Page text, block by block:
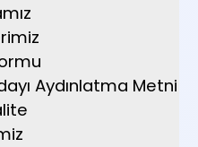
Aydınlatma Metni